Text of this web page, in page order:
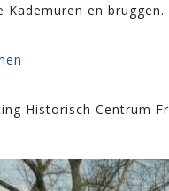
Kademuren en
Historisch Centrum